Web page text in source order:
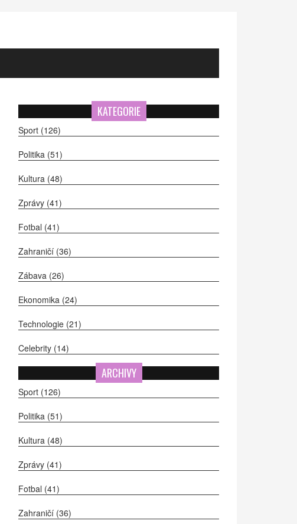
KATEGORIE
Sport (126)
Politika (51)
Kultura (48)
Zprávy (41)
Fotbal (41)
Zahraničí (36)
Zábava (26)
Ekonomika (24)
Technologie (21)
Celebrity (14)
ARCHIVY
Sport (126)
Politika (51)
Kultura (48)
Zprávy (41)
Fotbal (41)
Zahraničí (36)